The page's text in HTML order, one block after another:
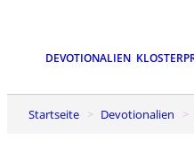
DEVOTIONALIEN
Startseite Devotionalien